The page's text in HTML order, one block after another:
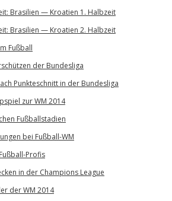
Brasilien — Kroatien 1. Halbzeit
Brasilien — Kroatien 2. Halbzeit
Fußball
der Bundesliga
Punkteschnitt in der Bundesliga
zur WM 2014
Fußballstadien
bei Fußball-WM
Profis
in der Champions League
der WM 2014